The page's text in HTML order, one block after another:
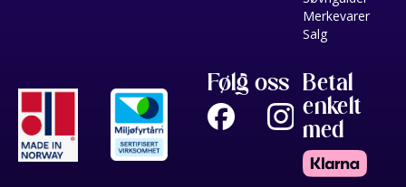
Merkevarer
Salg
Følg oss Betal
enkelt
med